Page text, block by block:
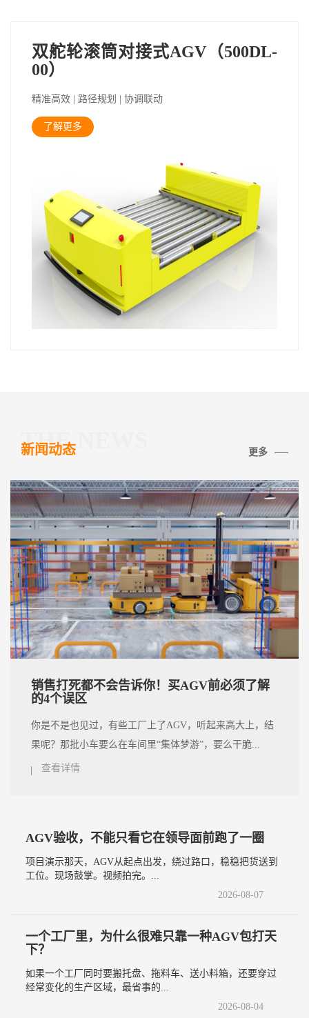
双舵轮滚筒对接式AGV（500DL-
00）
精准高效 | 路径规划 | 协调联动
了解更多
新闻动态
THE NEWS 更多
销售打死都不会告诉你！买AGV前必须了解
的4个误区
你是不是也见过，有些工厂上了AGV，听起来高大上，结
果呢？那批小车要么在车间里“集体梦游”，要么干脆...
查看详情
AGV验收，不能只看它在领导面前跑了一圈
项目演示那天，AGV从起点出发，绕过路口，稳稳把货送到
工位。现场鼓掌。视频拍完。...
2026-08-07
一个工厂里，为什么很难只靠一种AGV包打天
下？
如果一个工厂同时要搬托盘、拖料车、送小料箱，还要穿过
经常变化的生产区域，最省事的...
2026-08-04